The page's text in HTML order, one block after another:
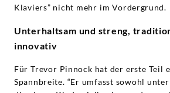
Klaviers” nicht mehr im Vordergrund.
Unterhaltsam und streng,
innovativ
Für Trevor Pinnock hat der erste Teil
Spannbreite. “Er umfasst sowohl